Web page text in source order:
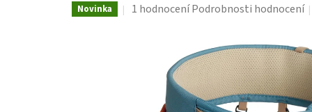
Novinka
Průměrné
1 hodnocení Podrobnosti hodnocení